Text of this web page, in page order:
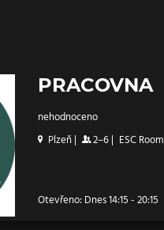
PRACOVNA
nehodnoceno
Plzeň| 2–6| ESC Room
Otevřeno: Dnes 14:15 - 20:15